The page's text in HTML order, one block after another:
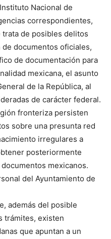
Nacional de
correspondientes,
de posibles delitos
documentos oficiales,
de documentación para
mexicana, el asunto
de la República, al
de carácter federal.
fronteriza persisten
sobre una presunta red
irregulares a
posteriormente
mexicanos.
del Ayuntamiento de
además del posible
trámites, existen
que apuntan a un